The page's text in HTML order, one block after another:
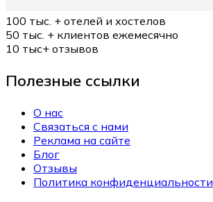
100 тыс. + отелей и хостелов
50 тыс. + клиентов ежемесячно
10 тыс+ отзывов
Полезные ссылки
О нас
Связаться с нами
Реклама на сайте
Блог
Отзывы
Политика конфиденциальности